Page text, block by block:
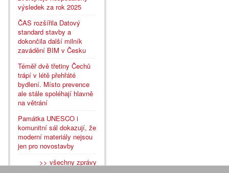
výsledek za rok 2025
ČAS rozšířila Datový
standard stavby a
dokončila další milník
zavádění BIM v Česku
Téměř dvě třetiny Čechů
trápí v létě přehřáté
bydlení. Místo prevence
ale stále spoléhají hlavně
na větrání
Památka UNESCO i
komunitní sál dokazují, že
moderní materiály nejsou
jen pro novostavby
>> všechny zprávy